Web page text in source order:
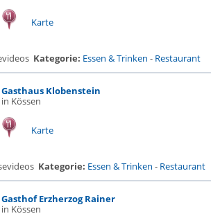
Karte
Kategorie: Essen & Trinken - Restaurant
Gasthaus Klobenstein
in Kössen
Karte
Kategorie: Essen & Trinken - Restaurant
Gasthof Erzherzog Rainer
in Kössen